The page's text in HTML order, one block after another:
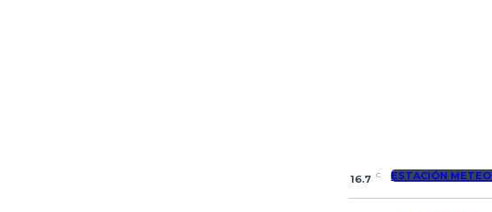
16.7 C ESTACIÓN